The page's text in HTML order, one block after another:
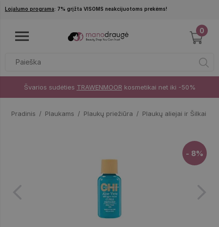
Pereiti į pagrindinį turinį
Lojalumo programa: 7% grįžta VISOMS neakcijuotoms prekėms!
0
Švarios sudėties TRAWENMOOR kosmetikai net iki -50%
Pradinis Plaukams Plaukų priežiūra Plaukų aliejai ir Šilkai
- 8%